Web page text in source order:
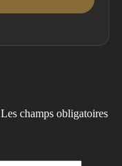
Les champs obligatoires